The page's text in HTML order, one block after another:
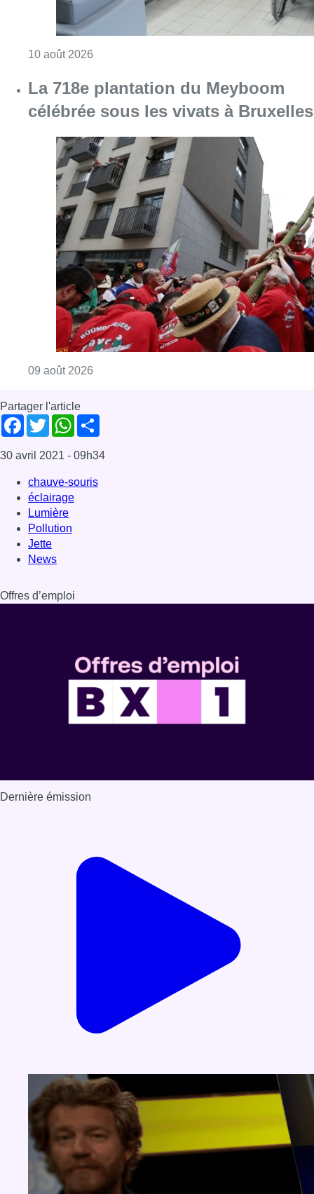
10 août 2026
La 718e plantation du Meyboom
célébrée sous les vivats à Bruxelles
09 août 2026
Partager l'article
Facebook
TwitterWhatsApp
30 avril 2021 - 09h34
chauve-souris
éclairage
Lumière
Pollution
Jette
News
Offres d’emploi
Dernière émission